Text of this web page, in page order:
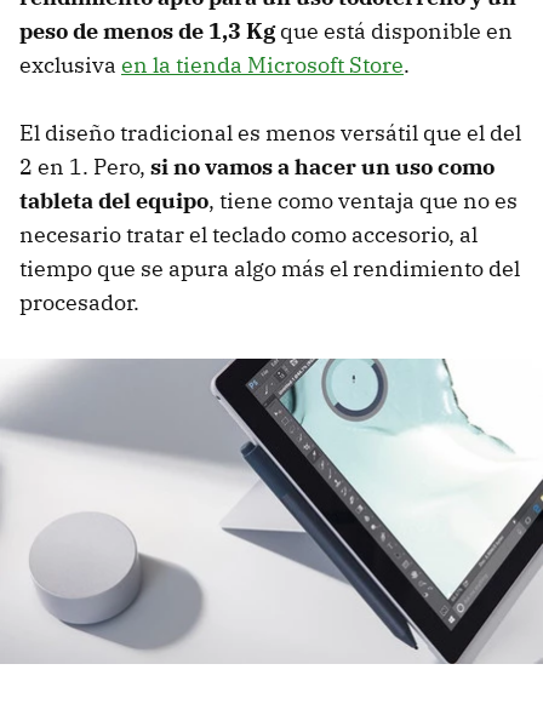
peso de menos de 1,3 Kgque está disponible en
exclusiva en la tienda Microsoft Store.
El diseño tradicional es menos versátil que el del
2 en 1. Pero, si no vamos a hacer un uso como
tableta del equipo, tiene como ventaja que no es
necesario tratar el teclado como accesorio, al
tiempo que se apura algo más el rendimiento del
procesador.